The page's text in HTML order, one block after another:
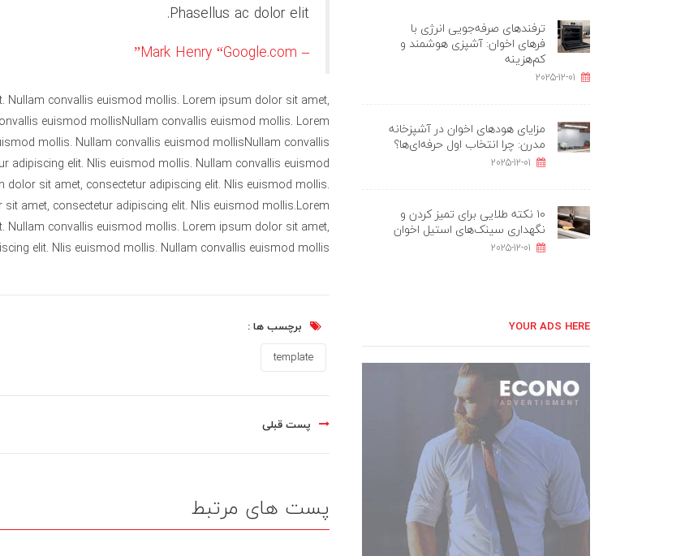
Phasellus ac dolor elit.
– Mark Henry “Google.com”
Nullam convallis euismod mollis. Lorem ipsum dolor sit amet,
euismod mollisNullam convallis euismod mollis. Lorem
mollis. Nullam convallis euismod mollisNullam convallis
adipiscing elit. Nlis euismod mollis. Nullam convallis euismod
sit amet, consectetur adipiscing elit. Nlis euismod mollis.
amet, consectetur adipiscing elit. Nlis euismod mollis.Lorem
Nullam convallis euismod mollis. Lorem ipsum dolor sit amet,
elit. Nlis euismod mollis. Nullam convallis euismod mollis.
برچسب ها :
template
پست قبلی
پست های مرتبط
ترفندهای صرفه‌جویی انرژی با
فرهای اخوان: آشپزی هوشمند و
کم‌هزینه
2025-12-01
مزایای هودهای اخوان در آشپزخانه
مدرن: چرا انتخاب اول حرفه‌ای‌ها؟
2025-12-01
۱۰ نکته طلایی برای تمیز کردن و
نگهداری سینک‌های استیل اخوان
2025-12-01
YOUR ADS HERE